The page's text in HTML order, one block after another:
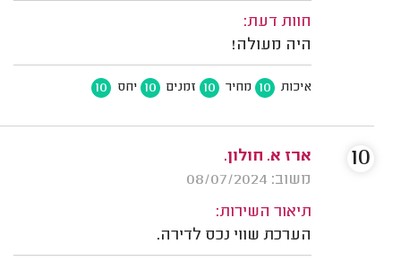
חוות דעת:
היה מעולה!
איכות 10 מחיר 10 זמנים 10 יחס 10
ארז א. חולון.
משוב: 08/07/2024
תיאור השירות:
הערכת שווי נכס לדירה.
10